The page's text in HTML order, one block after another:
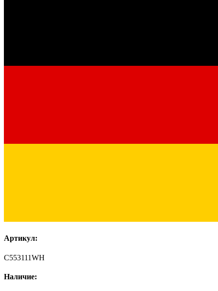
Артикул:
C553111WH
Наличие: